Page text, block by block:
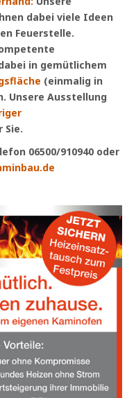
dabei viele Ideen
Feuerstelle.
in gemütlichem
(einmalig in
Unsere Ausstellung
Sie.
06500/910940 oder